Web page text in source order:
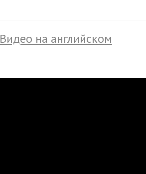
Видео на английском